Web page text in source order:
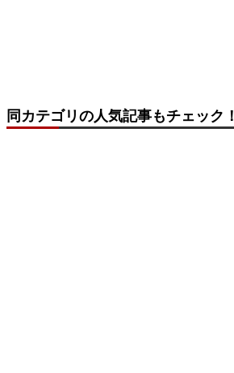
同カテゴリの人気記事もチェック！